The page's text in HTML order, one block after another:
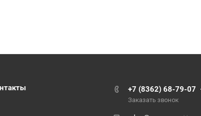
+7 (8362) 68-79-07
Заказать звонок